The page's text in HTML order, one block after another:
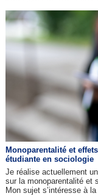
Monoparentalité et
étudiante en sociologie
Je réalise actuellement
sur la monoparentalité et
Mon sujet s’intéresse à